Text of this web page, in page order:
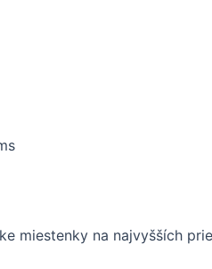
miestenky na najvyšších